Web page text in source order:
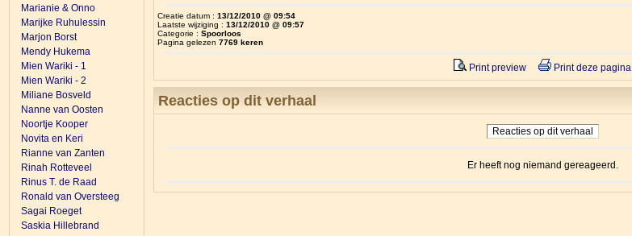
Marianie & Onno
Marijke Ruhulessin
Marjon Borst
Mendy Hukema
Mien Wariki - 1
Mien Wariki - 2
Miliane Bosveld
Nanne van Oosten
Noortje Kooper
Novita en Keri
Rianne van Zanten
Rinah Rotteveel
Rinus T. de Raad
Ronald van Oversteeg
Sagai Roeget
Saskia Hillebrand
Creatie datum : 13/12/2010 @ 09:54
Laatste wijziging : 13/12/2010 @ 09:57
Categorie : Spoorloos
Pagina gelezen 7769 keren
Print preview Print deze pagina
Reacties op dit verhaal
Reacties op dit verhaal
Er heeft nog niemand gereageerd.